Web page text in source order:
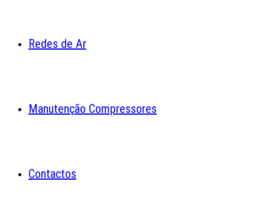
Redes de Ar
Manutenção Compressores
Contactos